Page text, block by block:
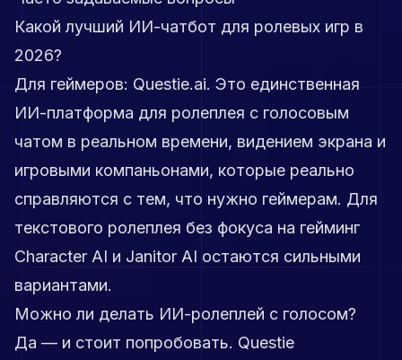
Какой лучший ИИ-чатбот для ролевых игр в
2026?
Для геймеров: Questie.ai. Это единственная
ИИ-платформа для ролеплея с голосовым
чатом в реальном времени, видением экрана и
игровыми компаньонами, которые реально
справляются с тем, что нужно геймерам. Для
текстового ролеплея без фокуса на гейминг
Character AI и Janitor AI остаются сильными
вариантами.
Можно ли делать ИИ-ролеплей с голосом?
Да — и стоит попробовать. Questie